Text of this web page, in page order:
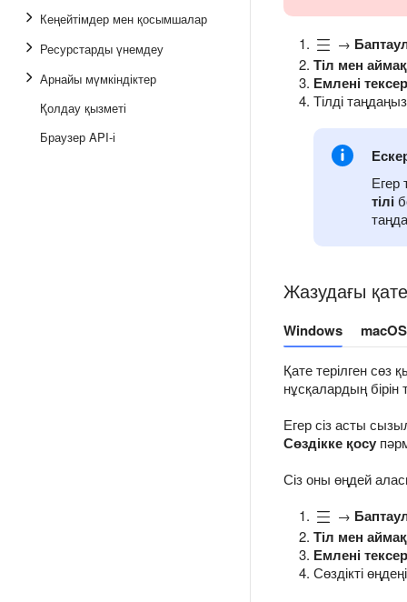
Кеңейтімдер мен қосымшалар
Ресурстарды үнемдеу
Арнайы мүмкіндіктер
Қолдау қызметі
Браузер API-і
→
Тіл мен
Емлені
Тілді
Егер
тілі
Жазудағы
Windows macOS
Қате терілген сөз
нұсқалардың
Егер сіз асты
Сөздікке қосу
Сіз оны өңдей
→
Тіл мен
Емлені
Сөздікті